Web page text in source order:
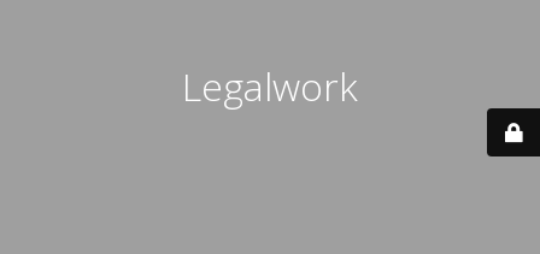
Legalwork